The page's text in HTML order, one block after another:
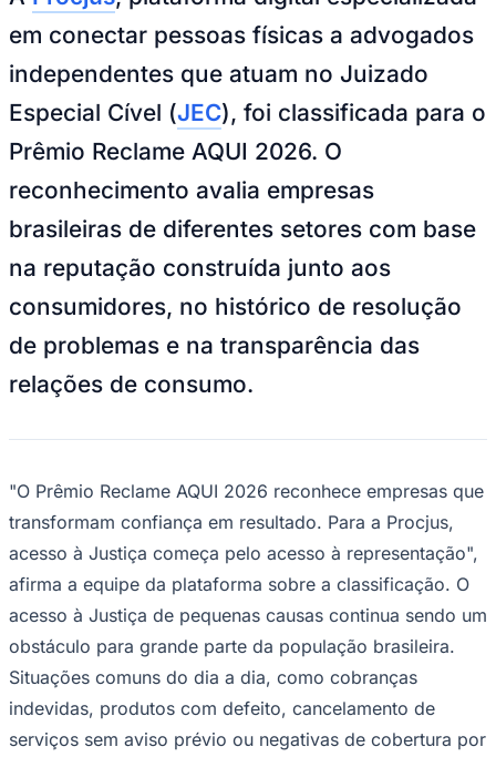
Copa do Brasil
Libertadores
Copa América
Premier League
La Liga
Bundesliga
Mundial 2026
Times - Ir direto
em conectar pessoas físicas a advogados
independentes que atuam no Juizado
Especial Cível (JEC), foi classificada para o
Prêmio Reclame AQUI 2026. O
reconhecimento avalia empresas
brasileiras de diferentes setores com base
na reputação construída junto aos
consumidores, no histórico de resolução
de problemas e na transparência das
relações de consumo.
"O Prêmio Reclame AQUI 2026 reconhece empresas que
transformam confiança em resultado. Para a Procjus,
acesso à Justiça começa pelo acesso à representação",
afirma a equipe da plataforma sobre a classificação. O
acesso à Justiça de pequenas causas continua sendo um
obstáculo para grande parte da população brasileira.
Situações comuns do dia a dia, como cobranças
indevidas, produtos com defeito, cancelamento de
serviços sem aviso prévio ou negativas de cobertura por